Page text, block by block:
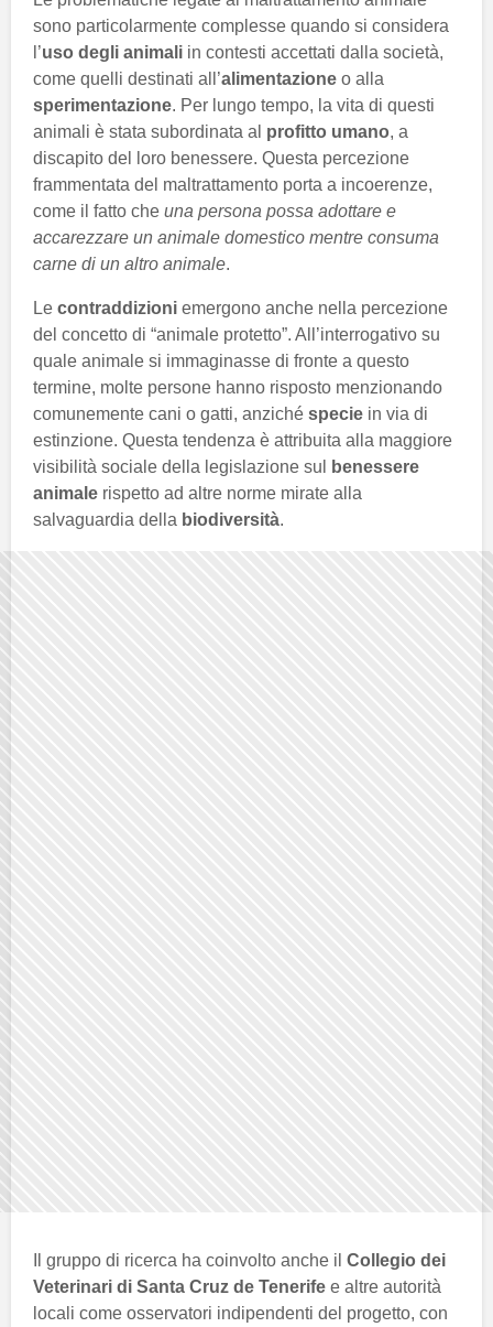
sono particolarmente complesse quando si considera
l’uso degli animali in contesti accettati dalla società,
come quelli destinati all’alimentazione o alla
sperimentazione. Per lungo tempo, la vita di questi
animali è stata subordinata al profitto umano, a
discapito del loro benessere. Questa percezione
frammentata del maltrattamento porta a incoerenze,
come il fatto che una persona possa adottare e
accarezzare un animale domestico mentre consuma
carne di un altro animale.
Le contraddizioni emergono anche nella percezione
del concetto di “animale protetto”. All’interrogativo su
quale animale si immaginasse di fronte a questo
termine, molte persone hanno risposto menzionando
comunemente cani o gatti, anziché specie in via di
estinzione. Questa tendenza è attribuita alla maggiore
visibilità sociale della legislazione sul
benessere
animale rispetto ad altre norme mirate alla
salvaguardia della biodiversità.
Il gruppo di ricerca ha coinvolto anche il Collegio dei
Veterinari di Santa Cruz de Tenerife e altre autorità
locali come osservatori indipendenti del progetto, con